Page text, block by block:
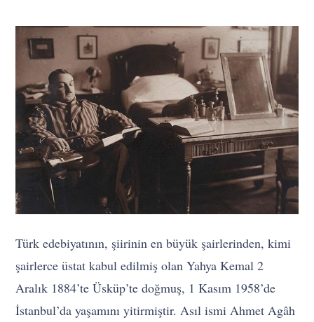
Türk edebiyatının, şiirinin en büyük şairlerinden, kimi
şairlerce üstat kabul edilmiş olan Yahya Kemal 2
Aralık 1884’te Üsküp’te doğmuş, 1 Kasım 1958’de
İstanbul’da yaşamını yitirmiştir. Asıl ismi Ahmet Agâh